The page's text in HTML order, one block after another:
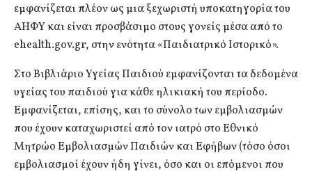
εμφανίζεται πλέον ως μια ξεχωριστή υποκατηγορία του
ΑΗΦΥ και είναι προσβάσιμο στους γονείς μέσα από το
ehealth.gov.gr, στην ενότητα «Παιδιατρικό Ιστορικό».
Στο Βιβλιάριο Υγείας Παιδιού εμφανίζονται τα δεδομένα
υγείας του παιδιού για κάθε ηλικιακή του περίοδο.
Εμφανίζεται, επίσης, και το σύνολο των εμβολιασμών
που έχουν καταχωριστεί από τον ιατρό στο Εθνικό
Μητρώο Εμβολιασμών Παιδιών και Εφήβων (τόσο όσοι
εμβολιασμοί έχουν ήδη γίνει, όσο και οι επόμενοι που